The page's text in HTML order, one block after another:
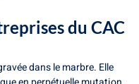
du CAC
dans le marbre. Elle